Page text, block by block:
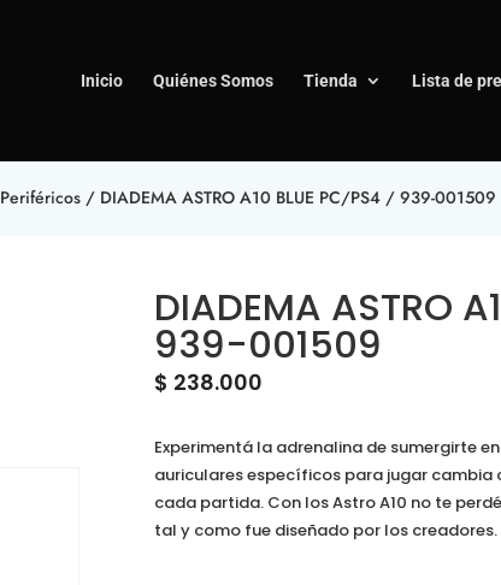
Inicio Quiénes Somos Tienda Lista de
Periféricos / DIADEMA ASTRO A10 BLUE PC/PS4 / 939-001509
DIADEMA ASTRO
939-001509
$ 238.000
Experimentá la adrenalina de sumergirte
auriculares específicos para jugar
cada partida. Con los Astro A10 no te
tal y como fue diseñado por los creadores.